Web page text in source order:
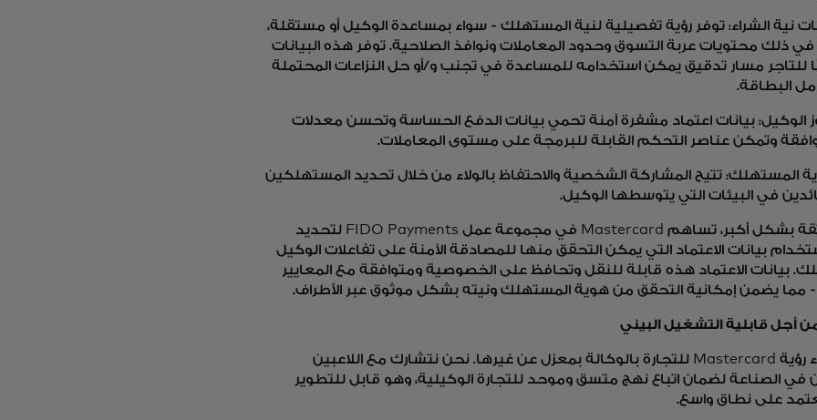
نية الشراء: توفر رؤية تفصيلية لنية المستهلك - سواء بمساعدة الوكيل أو مستقلة،
في ذلك محتويات عربة التسوق وحدود المعاملات ونوافذ الصلاحية. توفر هذه البيانات
للتاجر مسار تدقيق يمكن استخدامه للمساعدة في تجنب و/أو حل النزاعات المحتملة
البطاقة.
الوكيل: بيانات اعتماد مشفرة آمنة تحمي بيانات الدفع الحساسة وتحسن معدلات
وتمكن عناصر التحكم القابلة للبرمجة على مستوى المعاملات.
المستهلك: تتيح المشاركة الشخصية والاحتفاظ بالولاء من خلال تحديد المستهلكين
في البيئات التي يتوسطها الوكيل.
لتعزيز الثقة بشكل أكبر، تساهم Mastercard في مجموعة عمل FIDO Payments لتحديد
بيانات الاعتماد التي يمكن التحقق منها للمصادقة الآمنة على تفاعلات الوكيل
بيانات الاعتماد هذه قابلة للنقل وتحافظ على الخصوصية ومتوافقة مع المعايير
- مما يضمن إمكانية التحقق من هوية المستهلك ونيته بشكل موثوق عبر الأطراف.
أجل قابلية التشغيل البيني
لا يتم بناء رؤية Mastercard للتجارة بالوكالة بمعزل عن غيرها. نحن نتشارك مع اللاعبين
في الصناعة لضمان اتباع نهج متسق وموحد للتجارة الوكيلية، وهو قابل للتطوير
على نطاق واسع.